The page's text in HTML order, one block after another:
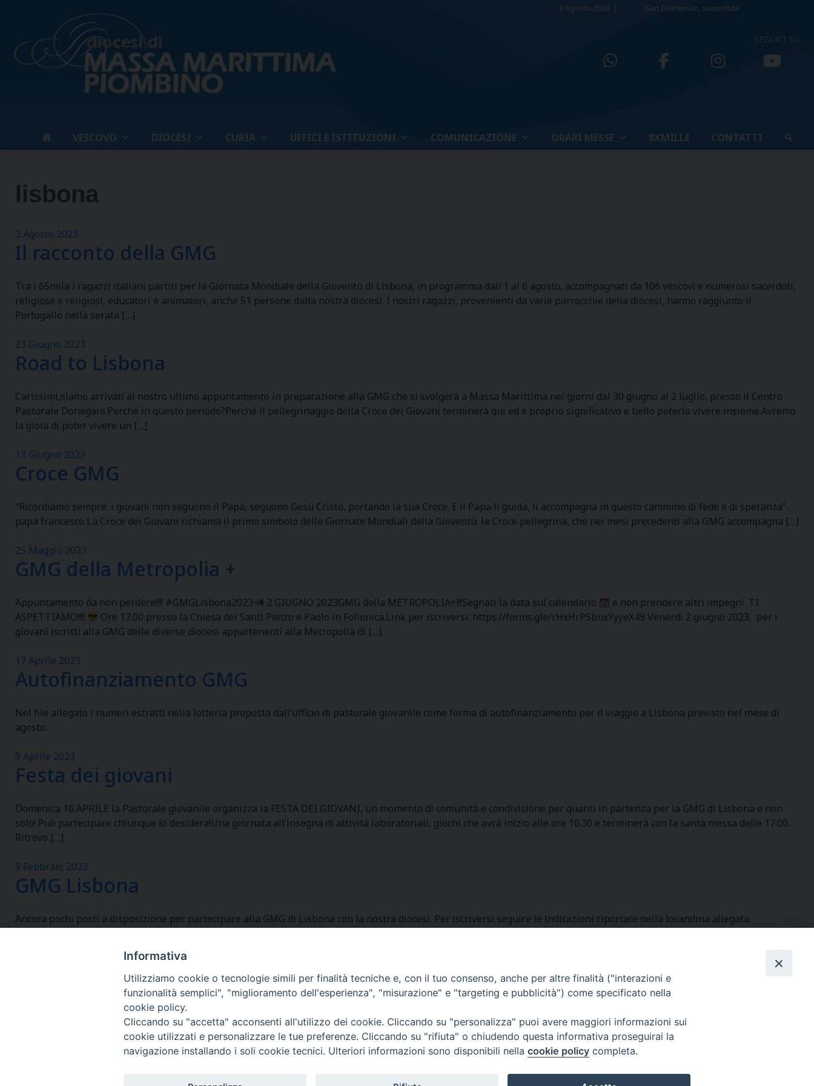
8 Agosto 2026 San Domenico, sacerdote
SEGUICI SU
VESCOVO DIOCESI CURIA UFFICI E ISTITUZIONI COMUNICAZIONE ORARI MESSE 8XMILLE CONTATTI
lisbona
3 Agosto 2023
Il racconto della GMG
Tra i 65mila i ragazzi italiani partiti per la Giornata Mondiale della Gioventù di Lisbona, in programma dall’1 al 6 agosto, accompagnati da 106 vescovi e numerosi sacerdoti,
religiose e religiosi, educatori e animatori, anche 51 persone dalla nostra diocesi. I nostri ragazzi, provenienti da varie parrocchie della diocesi, hanno raggiunto il
Portogallo nella serata […]
23 Giugno 2023
Road to Lisbona
Carissimi,siamo arrivati al nostro ultimo appuntamento in preparazione alla GMG che si svolgerà a Massa Marittima nei giorni dal 30 giugno al 2 luglio, presso il Centro
Pastorale Donegani.Perché in questo periodo?Perché il pellegrinaggio della Croce dei Giovani terminerà qui ed è proprio significativo e bello poterlo vivere insieme.Avremo
la gioia di poter vivere un […]
13 Giugno 2023
Croce GMG
“Ricordiamo sempre: i giovani non seguono il Papa, seguono Gesù Cristo, portando la sua Croce. E il Papa li guida, li accompagna in questo cammino di fede e di speranza”.
papa francesco La Croce dei Giovani richiama il primo simbolo delle Giornate Mondiali della Gioventù: la Croce pellegrina, che nei mesi precedenti alla GMG accompagna […]
25 Maggio 2023
GMG della Metropolia +
Appuntamento da non perdere!!!! #GMGLisbona2023 2 GIUGNO 2023GMG della METROPOLIA+!!!Segnati la data sul calendario
e non prendere altri impegni. TI
ASPETTIAMO!!!!
Ore 17.00 presso la Chiesa dei Santi Pietro e Paolo in Follonica.Link per iscriversi: https://forms.gle/rHxHrP5bnxYyyeX49 Venerdì 2 giugno 2023, per i
giovani iscritti alla GMG delle diverse diocesi appartenenti alla Metropolia di […]
17 Aprile 2023
Autofinanziamento GMG
Nel file allegato i numeri estratti nella lotteria proposta dall’ufficio di pastorale giovanile come forma di autofinanziamento per il viaggio a Lisbona previsto nel mese di
agosto.
9 Aprile 2023
Festa dei giovani
Domenica 16 APRILE la Pastorale giovanile organizza la FESTA DEI GIOVANI, un momento di comunità e condivisione per quanti in partenza per la GMG di Lisbona e non
solo! Può partecipare chiunque lo desidera!Una giornata all’insegna di attività laboratoriali, giochi che avrà inizio alle ore 10.30 e terminerà con la santa messa delle 17.00.
Ritrovo […]
9 Febbraio 2023
GMG Lisbona
Ancora pochi posti a disposizione per partecipare alla GMG di Lisbona con la nostra diocesi. Per iscriversi seguire le indicazioni riportate nella locandina allegata.
Curia Massa Marittima:
P.zza Garibaldi 1 Tel: 0566 902039
Curia Piombino:
Via Don Minzoni,58/A Tel e Fax: 0565 32036
SEGUICI SU
Informativa
Utilizziamo cookie o tecnologie simili per finalità tecniche e, con il tuo consenso, anche per altre finalità ("interazioni e
funzionalità semplici", "miglioramento dell'esperienza", "misurazione" e "targeting e pubblicità") come specificato nella
cookie policy.
Cliccando su "accetta" acconsenti all'utilizzo dei cookie. Cliccando su "personalizza" puoi avere maggiori informazioni sui
cookie utilizzati e personalizzare le tue preferenze. Cliccando su "rifiuta" o chiudendo questa informativa proseguirai la
navigazione installando i soli cookie tecnici. Ulteriori informazioni sono disponibili nella cookie policy completa.